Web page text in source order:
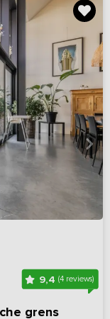
9,4(4 reviews)
grens